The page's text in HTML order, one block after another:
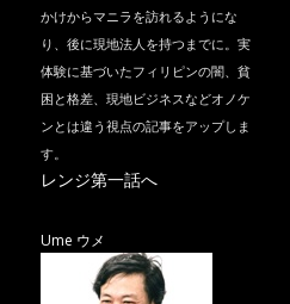
かけからマニラを訪れるようにな
り、後に現地法人を持つまでに。実
体験に基づいたフィリピンの闇、貧
困と格差、現地ビジネスなどオノケ
ンとは違う視点の記事をアップしま
す。
レンジ第一話へ
Ume ウメ